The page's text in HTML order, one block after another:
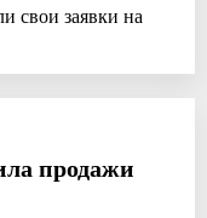
свои заявки на
продажи